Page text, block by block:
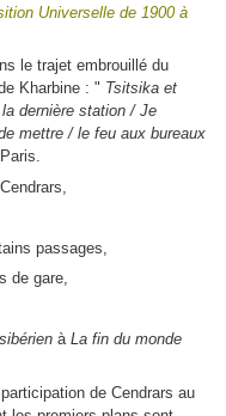
Universelle de 1900 à
le trajet embrouillé du
Kharbine : " Tsitsika et
dernière station / Je
mettre / le feu aux bureaux
passages,
de gare,
à La fin du monde
de Cendrars au